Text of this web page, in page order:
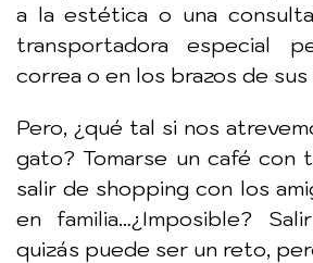
a la estética o una
transportadora especial
correa o en los brazos de sus
Pero, ¿qué tal si nos
gato? Tomarse un café con
salir de shopping con los
en familia…¿Imposible?
quizás puede ser un reto,